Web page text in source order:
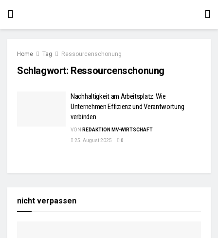
Home Tag Ressourcenschonung
Schlagwort: Ressourcenschonung
Nachhaltigkeit am Arbeitsplatz: Wie
Unternehmen Effizienz und Verantwortung
verbinden
VON REDAKTION MV-WIRTSCHAFT
25. August 2025
0
nicht verpassen